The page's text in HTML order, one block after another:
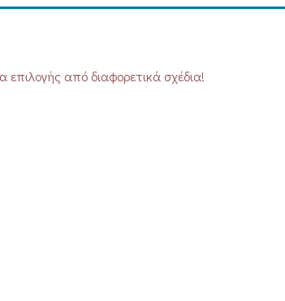
από διαφορετικά σχέδια!